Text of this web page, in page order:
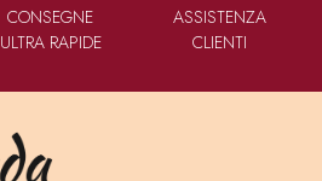
CONSEGNE
ULTRA RAPIDE
ASSISTENZA
CLIENTI